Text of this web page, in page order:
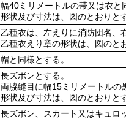
幅40ミリメートルの帯又は衣と
形状及び寸法は、図のとおりと
乙種衣は、左えりに消防団名、
乙種衣えり章の形状は、図のと
帽と同様とする。
長ズボンとする。
両脇縫目に幅15ミリメートルの
形状及び寸法は、図のとおりと
長ズボン、スカート又はキュロ